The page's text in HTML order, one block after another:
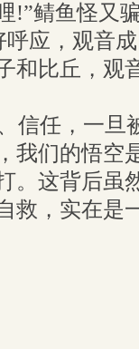
!”鲭鱼怪又
应，观音
比丘，观
信任，一旦
我们的悟空
。这背后虽
救，实在是